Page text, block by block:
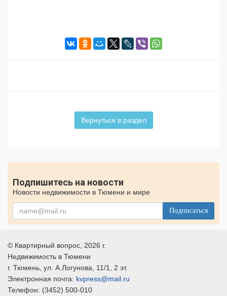
Вернуться в раздел
Подпишитесь на новости
Новости недвижимости в Тюмени и мире
Подписаться
© Квартирный вопрос , 2026 г.
Недвижимость в Тюмени
г. Тюмень , ул. А.Логунова, 11/1, 2 эт.
Электронная почта: kvpress@mail.ru
Телефон: (3452) 500-010